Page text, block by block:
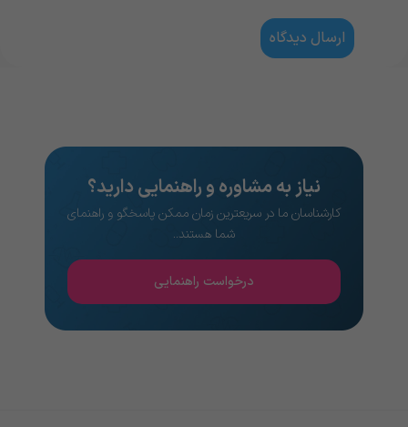
نیاز به مشاوره و راهنمایی دارید؟
کارشناسان ما در سریعترین زمان ممکن پاسخگو و راهنمای
شما هستند..
درخواست راهنمایی